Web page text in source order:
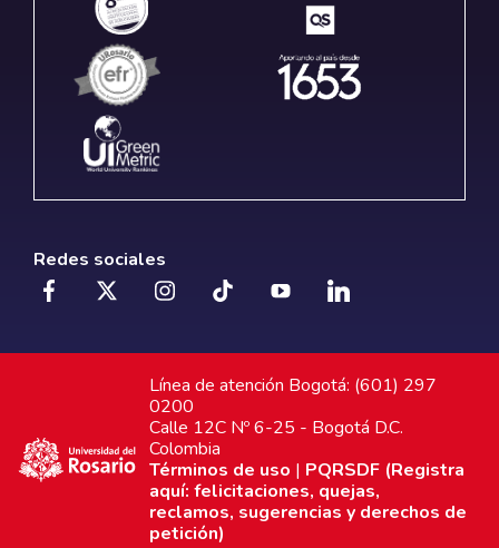
Redes sociales
Línea de atención Bogotá: (601) 297
0200
Calle 12C Nº 6-25 - Bogotá D.C.
Colombia
Términos de uso | PQRSDF (Registra
aquí: felicitaciones, quejas,
reclamos, sugerencias y derechos de
petición)